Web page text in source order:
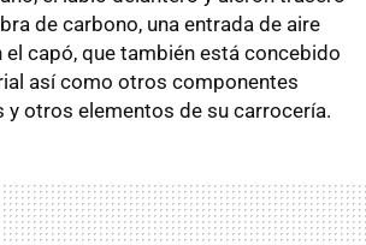
de carbono, una entrada de aire
el capó, que también está concebido
así como otros componentes
y otros elementos de su carrocería.